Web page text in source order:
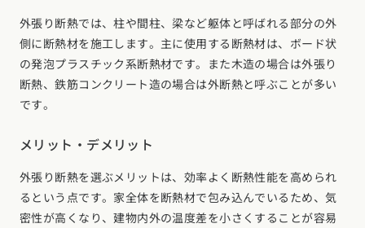
外張り断熱では、柱や間柱、梁など躯体と呼ばれる部分の外
側に断熱材を施工します。主に使用する断熱材は、ボード状
の発泡プラスチック系断熱材です。また木造の場合は外張り
断熱、鉄筋コンクリート造の場合は外断熱と呼ぶことが多い
です。
メリット・デメリット
外張り断熱を選ぶメリットは、効率よく断熱性能を高められ
るという点です。家全体を断熱材で包み込んでいるため、気
密性が高くなり、建物内外の温度差を小さくすることが容易